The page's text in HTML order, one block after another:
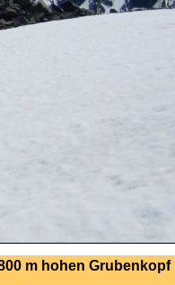
m hohen Grubenkopf